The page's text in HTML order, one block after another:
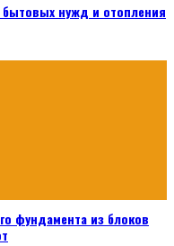
нужд и отопления
фундамента из блоков